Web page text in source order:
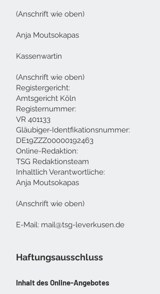
(Anschrift wie oben)
Anja Moutsokapas
Kassenwartin
(Anschrift wie oben)
Registergericht:
Amtsgericht Köln
Registernummer:
VR 401133
Gläubiger-Identfikationsnummer:
DE19ZZZ00000192463
Online-Redaktion:
TSG Redaktionsteam
Inhaltlich Verantwortliche:
Anja Moutsokapas
(Anschrift wie oben)
E-Mail: mail@tsg-leverkusen.de
Haftungsausschluss
Inhalt des Online-Angebotes